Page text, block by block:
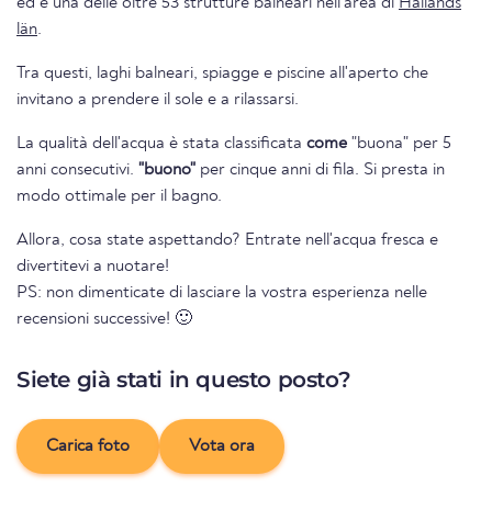
ed è una delle oltre 53 strutture balneari nell'area di Hallands
län.
Tra questi, laghi balneari, spiagge e piscine all'aperto che
invitano a prendere il sole e a rilassarsi.
La qualità dell'acqua è stata classificata come "buona" per 5
anni consecutivi. "buono" per cinque anni di fila. Si presta in
modo ottimale per il bagno.
Allora, cosa state aspettando? Entrate nell'acqua fresca e
divertitevi a nuotare!
PS: non dimenticate di lasciare la vostra esperienza nelle
recensioni successive! 🙂
Siete già stati in questo posto?
Carica foto Vota ora